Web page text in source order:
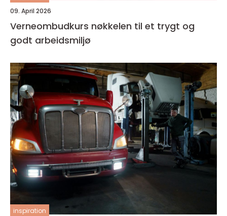
09. April 2026
Verneombudkurs nøkkelen til et trygt og
godt arbeidsmiljø
inspiration